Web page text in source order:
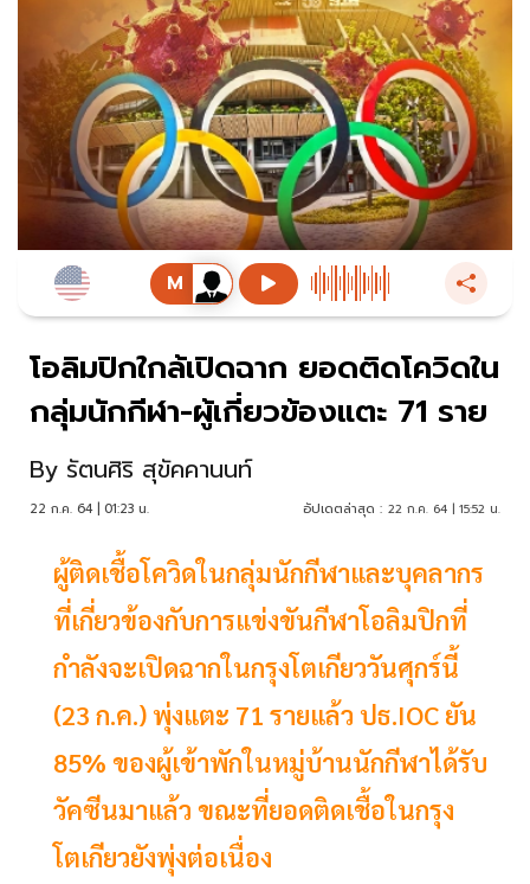
โอลิมปิกใกล้เปิดฉาก ยอดติดโควิดใน
กลุ่มนักกีฬา-ผู้เกี่ยวข้องแตะ 71 ราย
By รัตนศิริ สุขัคคานนท์
22 ก.ค. 64 | 01:23 น. อัปเดตล่าสุด : 22 ก.ค. 64 | 15:52 น.
ผู้ติดเชื้อโควิดในกลุ่มนักกีฬาและบุคลากร
ที่เกี่ยวข้องกับการแข่งขันกีฬาโอลิมปิกที่
กำลังจะเปิดฉากในกรุงโตเกียววันศุกร์นี้
(23 ก.ค.) พุ่งแตะ 71 รายแล้ว ปธ.IOC ยัน
85% ของผู้เข้าพักในหมู่บ้านนักกีฬาได้รับ
วัคซีนมาแล้ว ขณะที่ยอดติดเชื้อในกรุง
โตเกียวยังพุ่งต่อเนื่อง